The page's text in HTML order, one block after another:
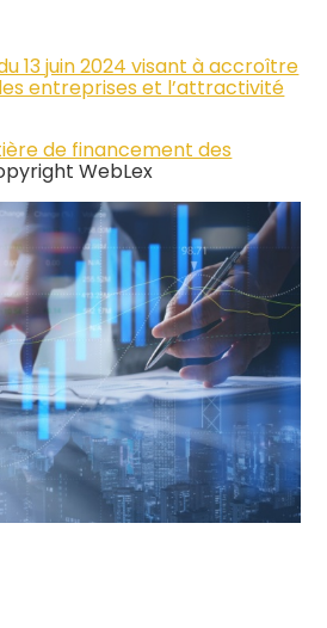
13 juin 2024 visant à accroître
entreprises et l’attractivité
de financement des
WebLex